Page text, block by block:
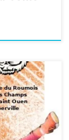
stage de
est sous la
Saint Ouen